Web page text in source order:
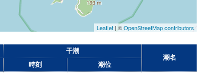
Leaflet | ©OpenStreetMap contributors
干潮
潮名
時刻 潮位